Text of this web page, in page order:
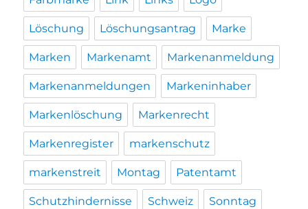
Löschung Löschungsantrag Marke
Marken Markenamt Markenanmeldung
Markenanmeldungen Markeninhaber
Markenlöschung Markenrecht
Markenregister markenschutz
markenstreit Montag Patentamt
Schutzhindernisse Schweiz Sonntag